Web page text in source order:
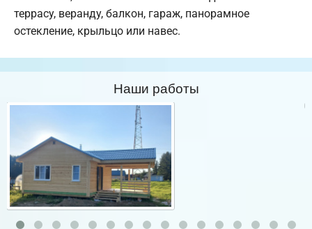
террасу, веранду, балкон, гараж, панорамное
остекление, крыльцо или навес.
Наши работы